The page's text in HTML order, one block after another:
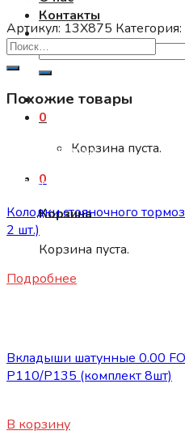
Контакты
Искать:
0
Корзина пуста.
0
Корзина
Корзина пуста.
Артикул: 13X875 Категория:
Похожие товары
Нет в наличии
Запасные части Foton
Колодки стояночного
2 шт.)
Подробнее
Вкладыши шатунные 0.00
P110/P135 (комплект 8шт)
В корзину